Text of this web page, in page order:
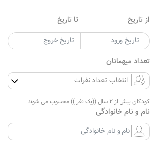
از تاریخ تا تاریخ
تعداد میهمانان
کودکان بیش از 2 سال ((یک نفر )) محسوب می شوند
نام و نام خانوادگی